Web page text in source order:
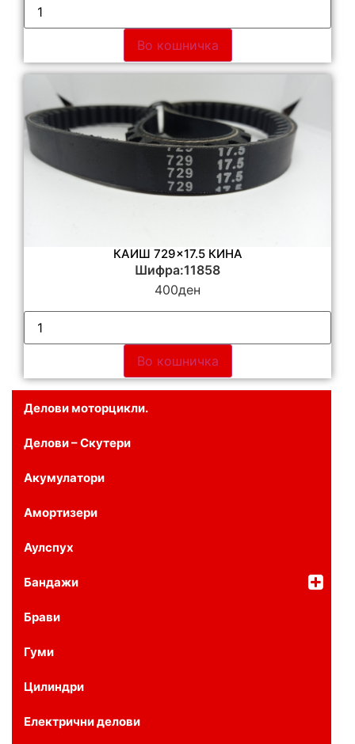
Делови моторцикли.
Делови – Скутери
Акумулатори
Амортизери
Аулспух
Бандажи
Брави
Гуми
Цилиндри
Електрични делови
Во кошничка
КАИШ 729×17.5 КИНА
Шифра:11858
400ден
Во кошничка